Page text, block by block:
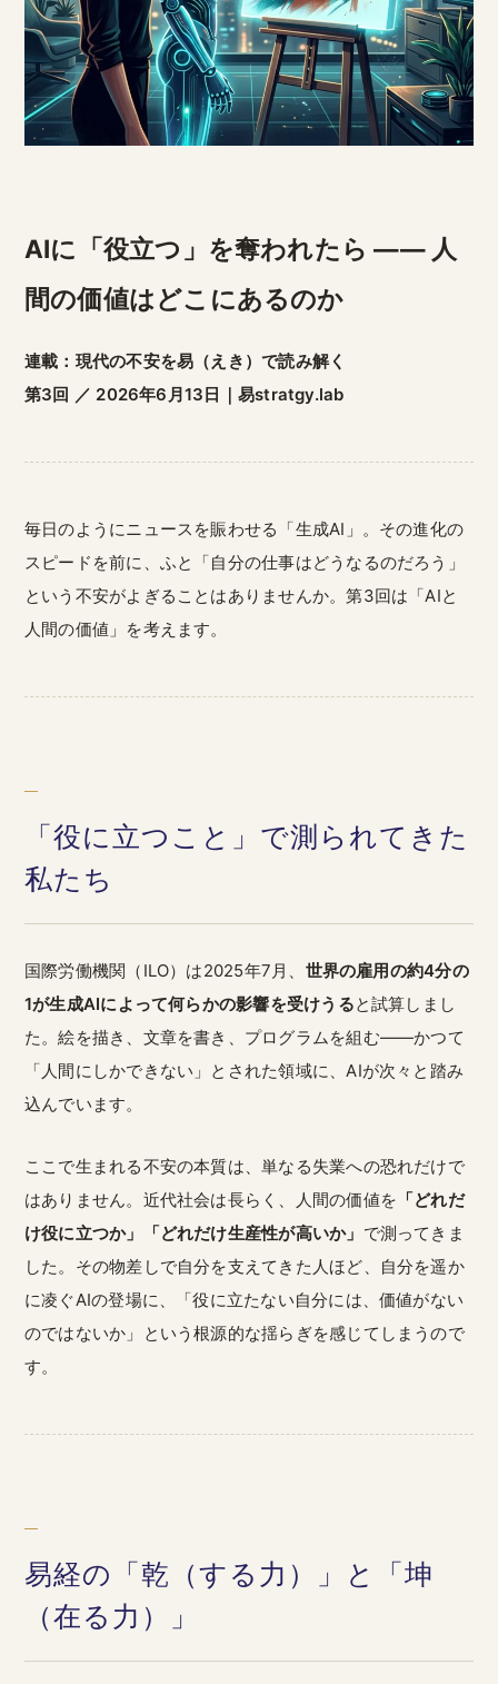
AIに「役立つ」を奪われたら ―― 人
間の価値はどこにあるのか
連載：現代の不安を易（えき）で読み解く
第3回 ／ 2026年6月13日｜易stratgy.lab
毎日のようにニュースを賑わせる「生成AI」。その進化の
スピードを前に、ふと「自分の仕事はどうなるのだろう」
という不安がよぎることはありませんか。第3回は「AIと
人間の価値」を考えます。
「役に立つこと」で測られてきた
私たち
国際労働機関（ILO）は2025年7月、 世界の雇用の約4分の
1が生成AIによって何らかの影響を受けうると試算しまし
た。絵を描き、文章を書き、プログラムを組む——かつて
「人間にしかできない」とされた領域に、AIが次々と踏み
込んでいます。
ここで生まれる不安の本質は、単なる失業への恐れだけで
はありません。近代社会は長らく、人間の価値を 「どれだ
け役に立つか」「どれだけ生産性が高いか」 で測ってきま
した。その物差しで自分を支えてきた人ほど、自分を遥か
に凌ぐAIの登場に、「役に立たない自分には、価値がない
のではないか」という根源的な揺らぎを感じてしまうので
す。
易経の「乾（する力）」と「坤
（在る力）」